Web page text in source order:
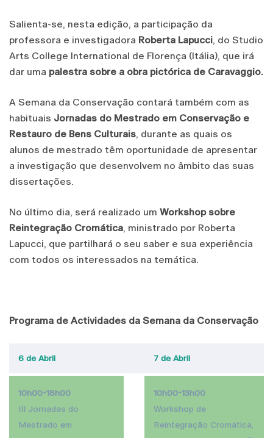
Salienta-se, nesta edição, a participação da
professora e investigadora Roberta Lapucci, do Studio
Arts College International de Florença (Itália), que irá
dar uma palestra sobre a obra pictórica de Caravaggio.
A Semana da Conservação contará também com as
habituais Jornadas do Mestrado em Conservação e
Restauro de Bens Culturais, durante as quais os
alunos de mestrado têm oportunidade de apresentar
a investigação que desenvolvem no âmbito das suas
dissertações.
No último dia, será realizado um Workshop sobre
Reintegração Cromática, ministrado por Roberta
Lapucci, que partilhará o seu saber e sua experiência
com todos os interessados na temática.
Programa de Actividades da Semana da Conservação
6 de Abril 7 de Abril
10h00-18h00
III Jornadas do
Mestrado em
10h00-13h00
Workshop de
Reintegração Cromática,